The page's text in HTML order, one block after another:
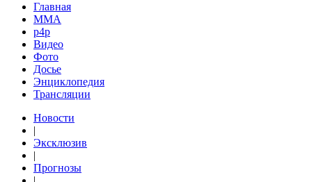
Главная
MMA
p4p
Видео
Фото
Досье
Энциклопедия
Трансляции
Новости
|
Эксклюзив
|
Прогнозы